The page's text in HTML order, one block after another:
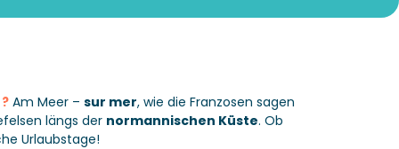
Am Meer – sur mer, wie die Franzosen sagen
längs der normannischen Küste. Ob
Urlaubstage!